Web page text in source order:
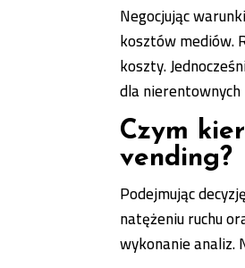
Negocjując
kosztów mediów.
koszty.
dla nierentownych
Czym
vending?
Podejmując
natężeniu ruchu
wykonanie analiz.